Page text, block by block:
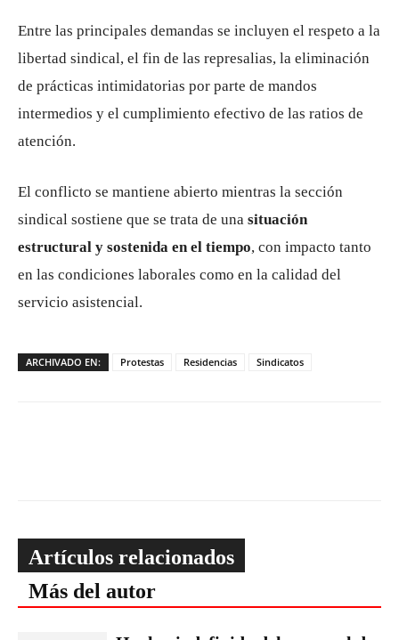
Entre las principales demandas se incluyen el respeto a la
libertad sindical, el fin de las represalias, la eliminación
de prácticas intimidatorias por parte de mandos
intermedios y el cumplimiento efectivo de las ratios de
atención.
El conflicto se mantiene abierto mientras la sección
sindical sostiene que se trata de una situación
estructural y sostenida en el tiempo, con impacto tanto
en las condiciones laborales como en la calidad del
servicio asistencial.
ARCHIVADO EN: Protestas Residencias Sindicatos
Artículos relacionados
Más del autor